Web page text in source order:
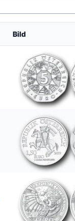
Bild